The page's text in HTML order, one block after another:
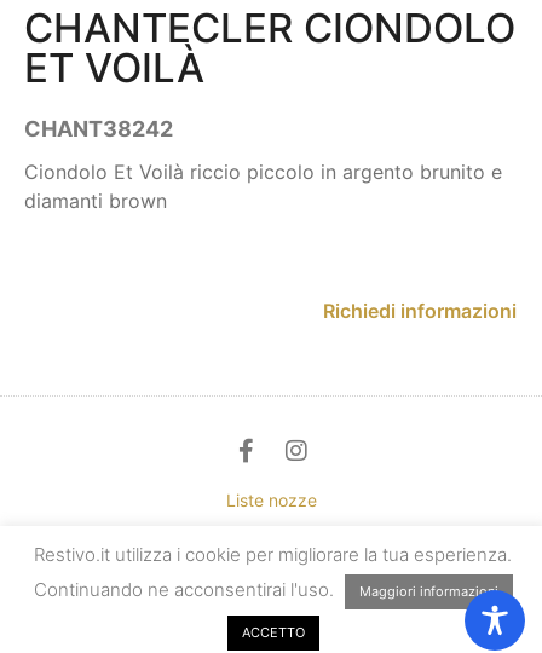
CHANTECLER CIONDOLO
ET VOILÀ
CHANT38242
Ciondolo Et Voilà riccio piccolo in argento brunito e
diamanti brown
Richiedi informazioni
Liste nozze
Privacy & cookie
Copyright Restivo 2025 – P.IVA 03112190875
DamamediaDesign
Restivo.it utilizza i cookie per migliorare la tua esperienza.
Continuando ne acconsentirai l'uso.
Maggiori informazioni
ACCETTO